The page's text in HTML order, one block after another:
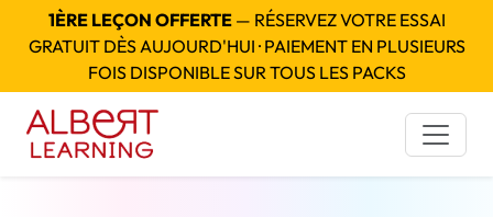
1ÈRE LEÇON OFFERTE— RÉSERVEZ VOTRE ESSAI
GRATUIT DÈS AUJOURD'HUI · PAIEMENT EN PLUSIEURS
FOIS DISPONIBLE SUR TOUS LES PACKS